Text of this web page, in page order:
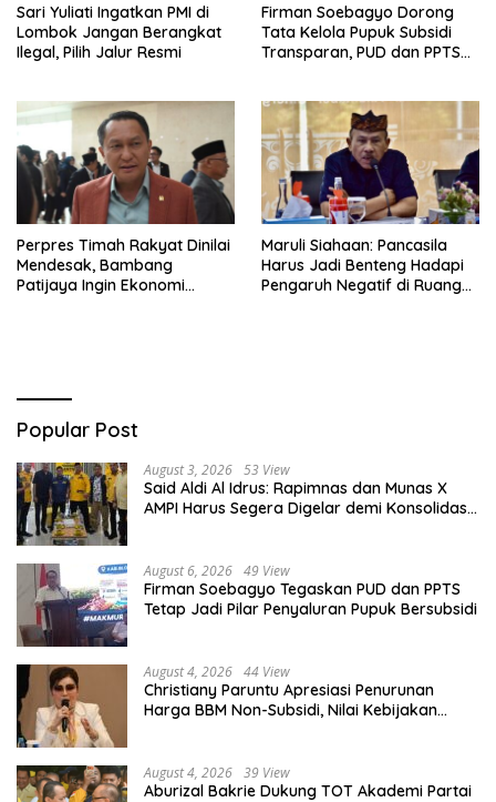
Sari Yuliati Ingatkan PMI di
Lombok Jangan Berangkat
Ilegal, Pilih Jalur Resmi
Firman Soebagyo Dorong
Tata Kelola Pupuk Subsidi
Transparan, PUD dan PPTS
Perpres Timah Rakyat Dinilai
Mendesak, Bambang
Patijaya Ingin Ekonomi
Maruli Siahaan: Pancasila
Harus Jadi Benteng Hadapi
Pengaruh Negatif di Ruang
Popular Post
August 3, 2026 53 View
Said Aldi Al Idrus: Rapimnas dan Munas X
AMPI Harus Segera Digelar demi Konsolidasi
August 6, 2026 49 View
Firman Soebagyo Tegaskan PUD dan PPTS
Tetap Jadi Pilar Penyaluran Pupuk Bersubsidi
August 4, 2026 44 View
Christiany Paruntu Apresiasi Penurunan
Harga BBM Non-Subsidi, Nilai Kebijakan
August 4, 2026 39 View
Aburizal Bakrie Dukung TOT Akademi Partai